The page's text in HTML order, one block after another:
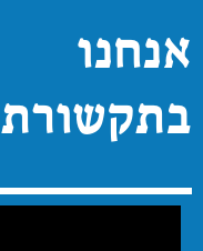
אנחנו
בתקשורת